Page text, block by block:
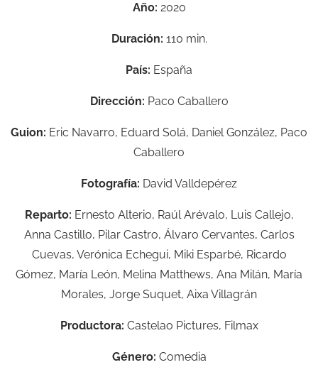
Año: 2020
Duración: 110 min.
País: España
Dirección: Paco Caballero
Guion: Eric Navarro, Eduard Solá, Daniel González, Paco
Caballero
Fotografía: David Valldepérez
Reparto: Ernesto Alterio, Raúl Arévalo, Luis Callejo,
Anna Castillo, Pilar Castro, Álvaro Cervantes, Carlos
Cuevas, Verónica Echegui, Miki Esparbé, Ricardo
Gómez, María León, Melina Matthews, Ana Milán, María
Morales, Jorge Suquet, Aixa Villagrán
Productora: Castelao Pictures, Filmax
Género: Comedia